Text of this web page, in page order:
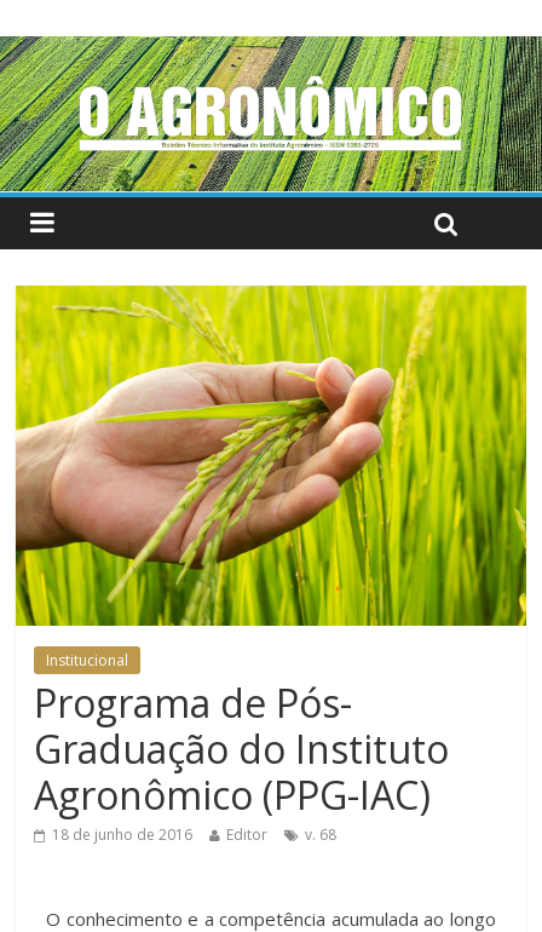
Institucional
Programa de Pós-
Graduação do Instituto
Agronômico (PPG-IAC)
18 de junho de 2016 Editor v. 68
O conhecimento e a competência acumulada ao longo